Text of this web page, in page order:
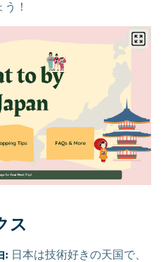
！
ス
: 日本は技術好きの天国で、